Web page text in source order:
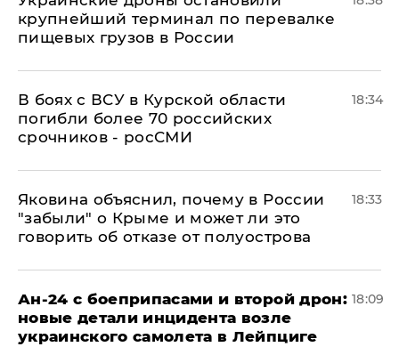
крупнейший терминал по перевалке
пищевых грузов в России
В боях с ВСУ в Курской области
погибли более 70 российских
срочников - росСМИ
18:34
Яковина объяснил, почему в России
"забыли" о Крыме и может ли это
говорить об отказе от полуострова
18:33
Ан-24 с боеприпасами и второй дрон:
новые детали инцидента возле
украинского самолета в Лейпциге
18:09